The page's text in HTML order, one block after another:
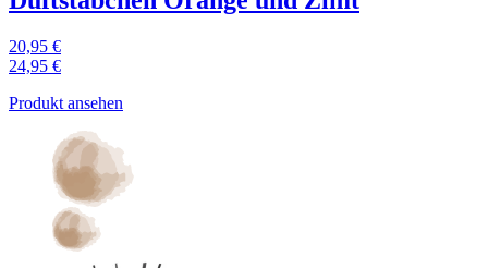
20,95 €
24,95 €
Produkt ansehen